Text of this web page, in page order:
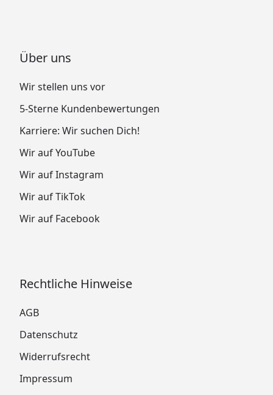
Über uns
Wir stellen uns vor
5-Sterne Kundenbewertungen
Karriere: Wir suchen Dich!
Wir auf YouTube
Wir auf Instagram
Wir auf TikTok
Wir auf Facebook
Rechtliche Hinweise
AGB
Datenschutz
Widerrufsrecht
Impressum